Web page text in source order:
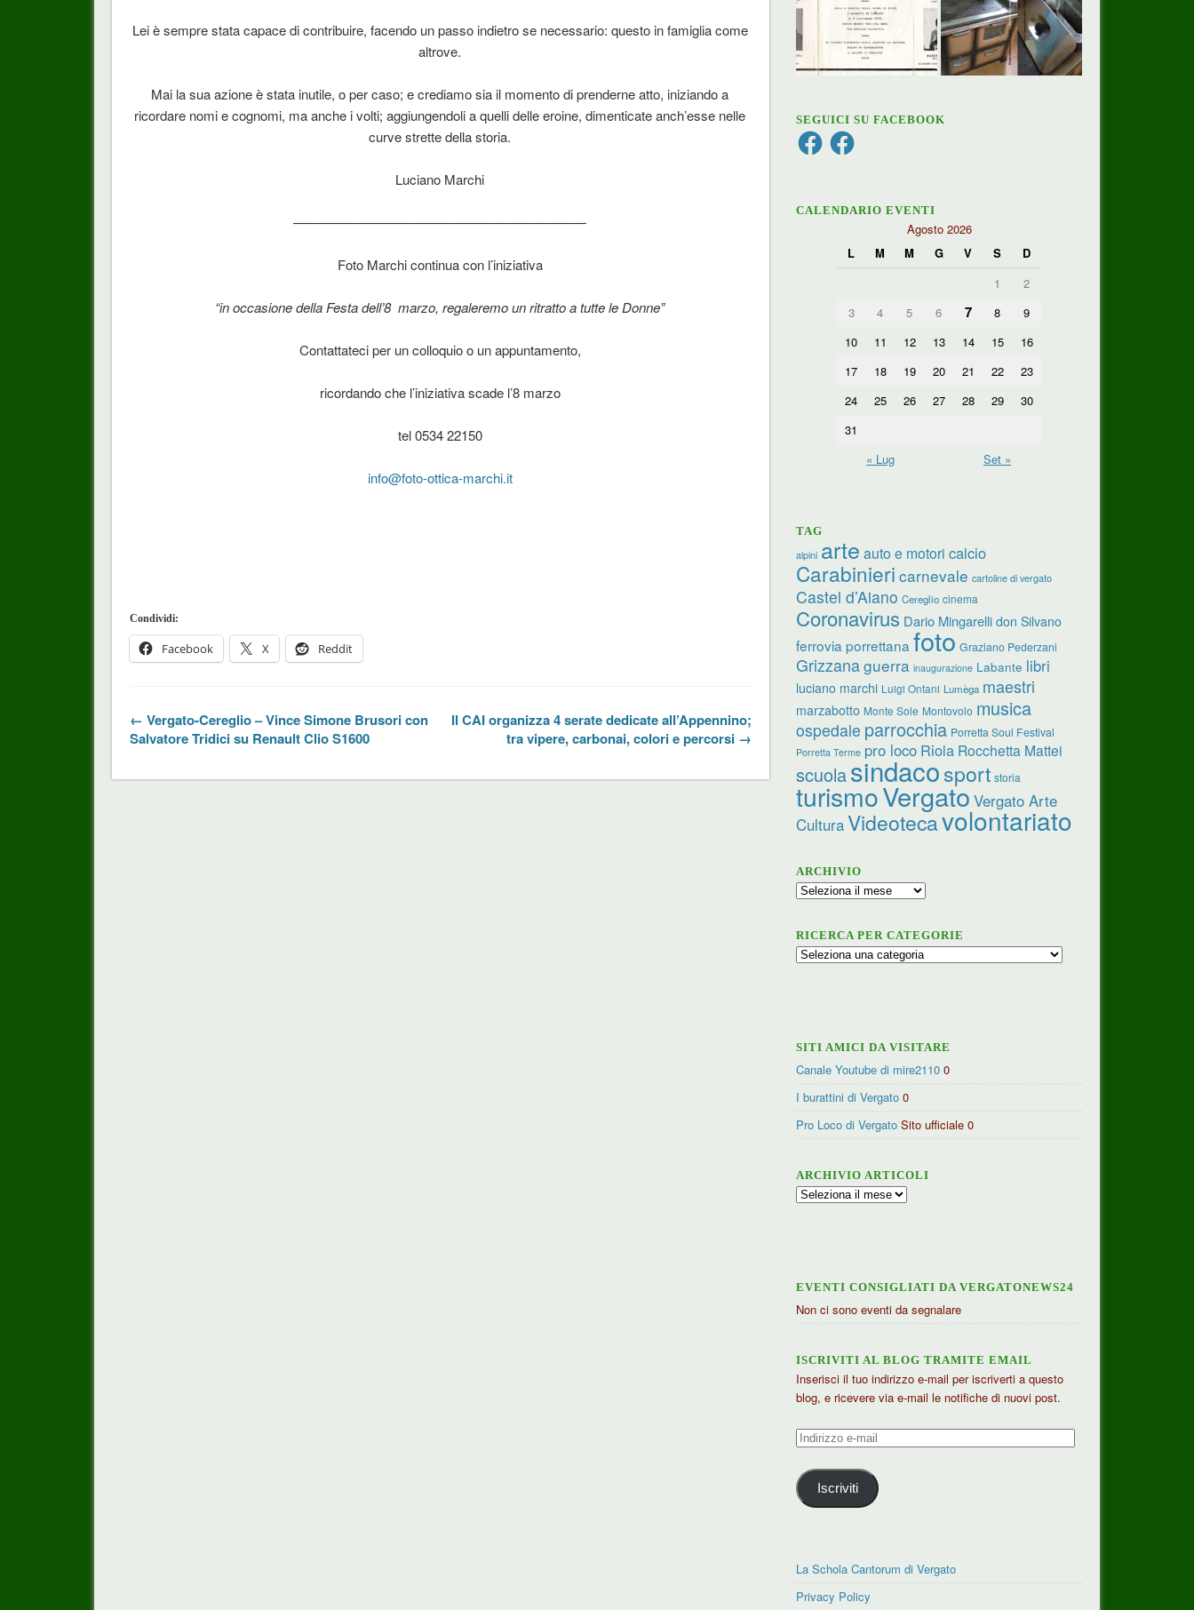
Lei è sempre stata capace di contribuire, facendo un passo indietro se necessario: questo in famiglia come
altrove.
Mai la sua azione è stata inutile, o per caso; e crediamo sia il momento di prenderne atto, iniziando a
ricordare nomi e cognomi, ma anche i volti; aggiungendoli a quelli delle eroine, dimenticate anch’esse nelle
curve strette della storia.
Luciano Marchi
——————————————————————
Foto Marchi continua con l’iniziativa
“in occasione della Festa dell’8 marzo, regaleremo un ritratto a tutte le Donne”
Contattateci per un colloquio o un appuntamento,
ricordando che l’iniziativa scade l’8 marzo
tel 0534 22150
info@foto-ottica-marchi.it
Condividi:
Facebook X Reddit
← Vergato-Cereglio – Vince Simone Brusori con
Salvatore Tridici su Renault Clio S1600
Il CAI organizza 4 serate dedicate all’Appennino;
tra vipere, carbonai, colori e percorsi →
SEGUICI SU FACEBOOK
FacebookFacebook
CALENDARIO EVENTI
Agosto 2026
L
M M G V S
D
1
2
3
4 5 6 7 8
9
10
11 12 13 14 15
16
17
18 19 20 21 22
23
24
25 26 27 28 29
30
31
« Lug
Set »
TAG
alpini arte auto e motori calcio
Carabinieri carnevale cartoline di vergato
Castel d’Aiano Cereglio cinema
Coronavirus Dario Mingarelli don Silvano
ferrovia porrettana foto Graziano Pederzani
Grizzanaguerra inaugurazione Labante libri
luciano marchi Luigi Ontani Lumèga maestri
marzabotto Monte Sole Montovolo musica
ospedale parrocchia Porretta Soul Festival
Porretta Terme pro loco Riola Rocchetta Mattei
scuolasindacosport storia
turismoVergato Vergato Arte
CulturaVideotecavolontariato
ARCHIVIO
Archivio
RICERCA PER CATEGORIE
Ricerca
SITI AMICI DA VISITARE
Canale Youtube di mire2110 0
I burattini di Vergato 0
Pro Loco di Vergato Sito ufficiale 0
ARCHIVIO ARTICOLI
Archivio
EVENTI CONSIGLIATI DA VERGATONEWS24
Non ci sono eventi da segnalare
ISCRIVITI AL BLOG TRAMITE EMAIL
Inserisci il tuo indirizzo e-mail per iscriverti a questo
blog, e ricevere via e-mail le notifiche di nuovi post.
Indirizzo
mail
Iscriviti
La Schola Cantorum di Vergato
Privacy Policy